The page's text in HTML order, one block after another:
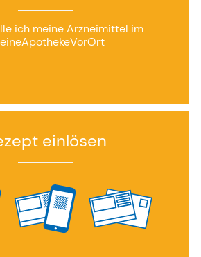
ich meine Arzneimittel im
einlösen